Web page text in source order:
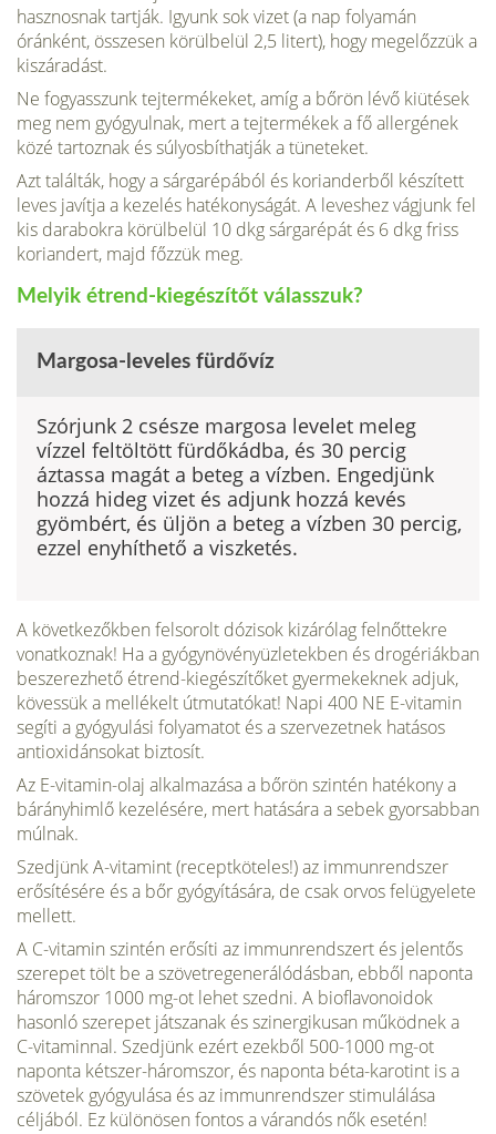
hasznosnak tartják. Igyunk sok vizet (a nap folya­mán
óránként, összesen körülbelül 2,5 litert), hogy megelőzzük a
kiszáradást.
Ne fogyasszunk tejtermékeket, amíg a bőrön lévő kiütések
meg nem gyógyul­nak, mert a tejtermékek a fő allergének
közé tartoznak és súlyosbíthatják a tüneteket.
Azt találták, hogy a sárgarépából és korianderből készített
leves javítja a kezelés hatékonyságát. A leveshez vágjunk fel
kis darabokra körül­belül 10 dkg sárgarépát és 6 dkg friss
koriandert, majd főzzük meg.
Melyik étrend-kiegészítőt válasszuk?
Margosa-leveles fürdővíz
Szórjunk 2 csésze margosa levelet meleg
vízzel feltöltött fürdőkádba, és 30 percig
áztassa magát a beteg a vízben. Engedjünk
hozzá hideg vizet és adjunk hozzá kevés
gyömbért, és üljön a beteg a vízben 30 percig,
ezzel enyhíthető a viszketés.
A következőkben felsorolt dózisok kizárólag felnőttekre
vonatkoznak! Ha a gyógynövényüzletekben és drogériákban
beszerezhető étrend-kiegészítőket gyermekeknek adjuk,
kövessük a mellékelt útmutatókat! Napi 400 NE E-vita­min
segíti a gyógyulási folyamatot és a szervezetnek hatásos
antioxidánsokat biztosít.
Az E-vitamin-olaj alkal­mazása a bőrön szintén hatékony a
bá­rányhimlő kezelésére, mert hatására a sebek gyorsabban
múlnak.
Szedjünk A-vitamint (receptköteles!) az immun­rendszer
erősítésére és a bőr gyógyításá­ra, de csak orvos felügyelete
mellett.
A C-vitamin szintén erősíti az immun­rendszert és jelentős
szerepet tölt be a szövetregenerálódásban, ebből napon­ta
háromszor 1000 mg-ot lehet szedni. A bioflavonoidok
hasonló szerepet ját­szanak és szinergikusan működnek a
C-vitaminnal. Szedjünk ezért ezekből 500-1000 mg-ot
naponta kétszer-háromszor, és naponta béta-karotint is a
szö­vetek gyógyulása és az immunrendszer stimulálása
céljából. Ez különösen fontos a várandós nők esetén!